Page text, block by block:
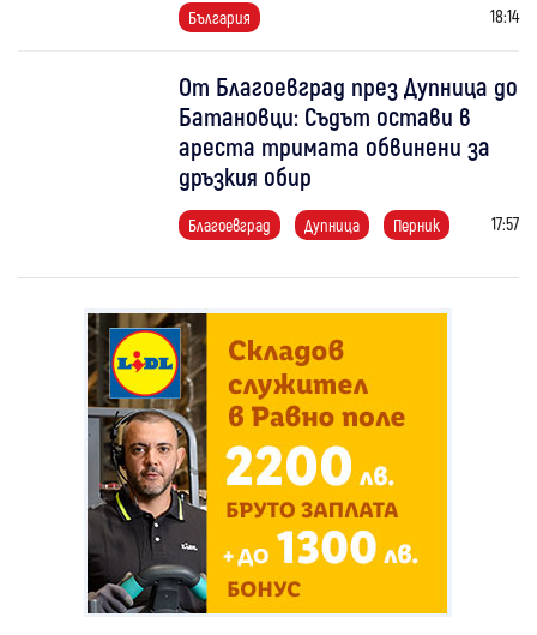
България 18:14
От Благоевград през Дупница до
Батановци: Съдът остави в
ареста тримата обвинени за
дръзкия обир
Благоевград Дупница Перник 17:57